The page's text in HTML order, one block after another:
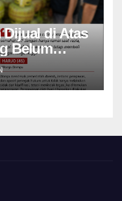
di Atas
Belum